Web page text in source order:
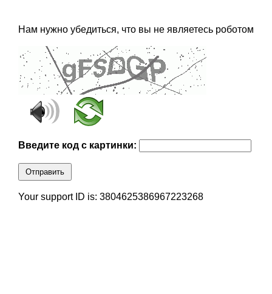
Нам нужно убедиться, что вы не являетесь роботом
Введите код с картинки:
Отправить
Your support ID is: 3804625386967223268